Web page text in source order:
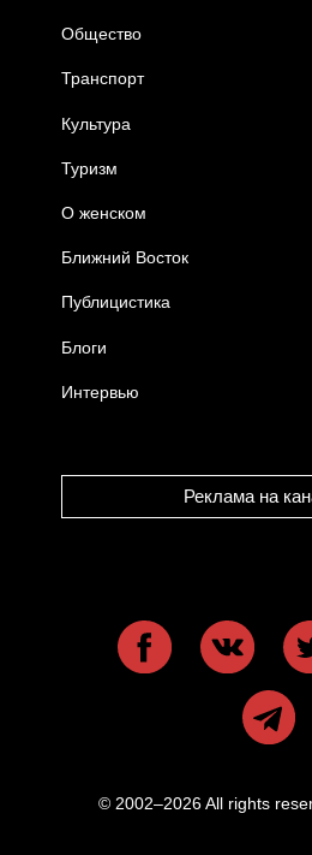
Общество
Транспорт
Культура
Туризм
О женском
Ближний Восток
Публицистика
Блоги
Интервью
Реклама на
© 2002–2026 All rights